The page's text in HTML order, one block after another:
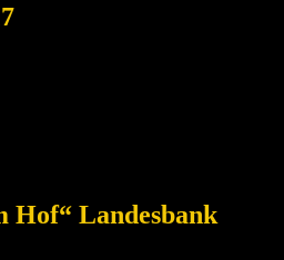
Hof“ Landesbank